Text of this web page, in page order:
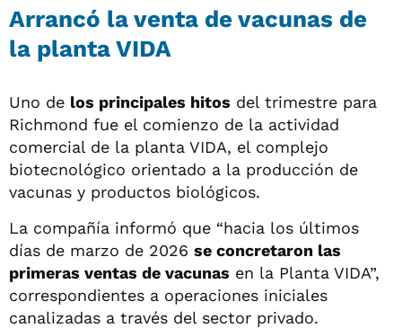
Arrancó la venta de vacunas de
la planta VIDA
Uno de los principales hitos del trimestre para
Richmond fue el comienzo de la actividad
comercial de la planta VIDA, el complejo
biotecnológico orientado a la producción de
vacunas y productos biológicos.
La compañía informó que “hacia los últimos
días de marzo de 2026 se concretaron las
primeras ventas de vacunas en la Planta VIDA”,
correspondientes a operaciones iniciales
canalizadas a través del sector privado.